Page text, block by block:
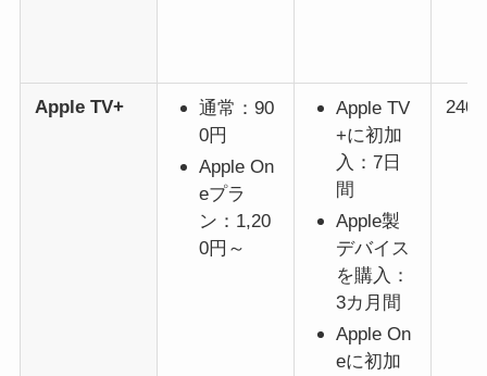
Apple TV+
通常：90
0円
Apple On
eプラ
ン：1,20
0円～
Apple TV
+に初加
入：7日
間
Apple製
デバイス
を購入：
3カ月間
Apple On
eに初加
240